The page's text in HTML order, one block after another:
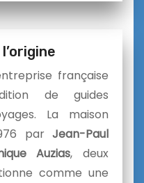
française
de guides
La maison
parJean-Paul
Auzias, deux
comme une